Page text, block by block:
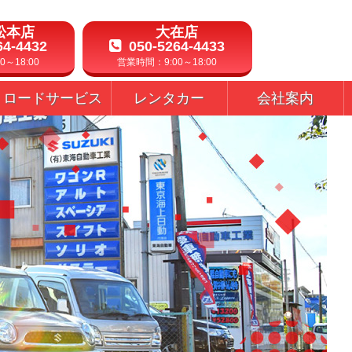
本店
4432
～18:00
大在店
050-5264-4433
営業時間：9:00～18:00
ロードサービス レンタカー 会社案内